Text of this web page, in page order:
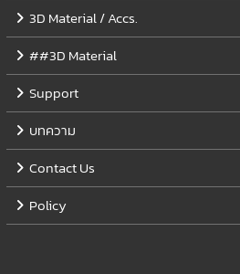
3D Material / Accs.
##3D Material
Support
บทความ
Contact Us
Policy